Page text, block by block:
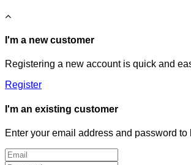
I'm a new customer
Registering a new account is quick and
Register
I'm an existing customer
Enter your email address and password to